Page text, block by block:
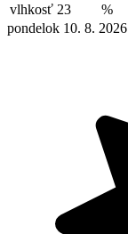
vlhkosť 23
%
pondelok 10. 8. 2026